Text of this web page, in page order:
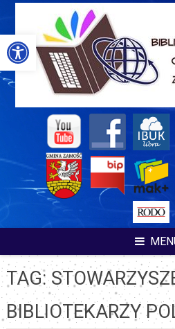
Otwórz pasek narzędzi
Skip
content
TAG:
BIBLIOTEKARZY